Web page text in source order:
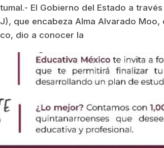
El Gobierno del Estado a
que encabeza Alma Alvarado
dio a conocer la